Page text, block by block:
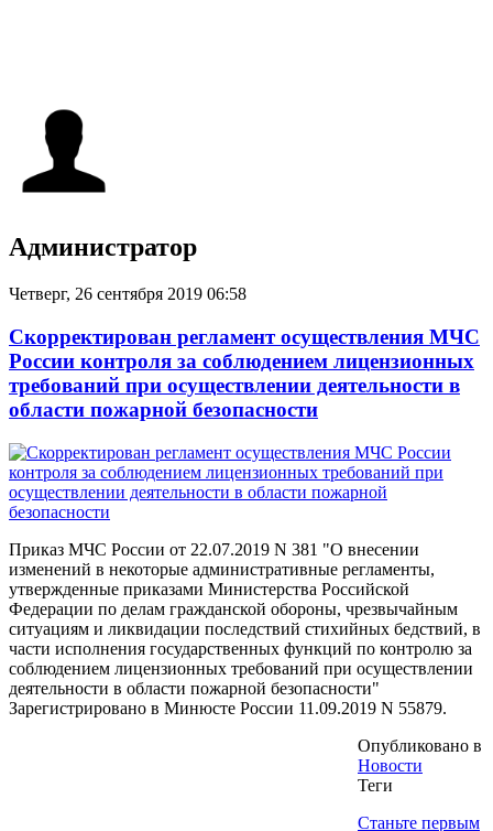
Администратор
Четверг, 26 сентября 2019 06:58
Скорректирован регламент осуществления МЧС
России контроля за соблюдением лицензионных
требований при осуществлении деятельности в
области пожарной безопасности
Приказ МЧС России от 22.07.2019 N 381 "О внесении
изменений в некоторые административные регламенты,
утвержденные приказами Министерства Российской
Федерации по делам гражданской обороны, чрезвычайным
ситуациям и ликвидации последствий стихийных бедствий, в
части исполнения государственных функций по контролю за
соблюдением лицензионных требований при осуществлении
деятельности в области пожарной безопасности"
Зарегистрировано в Минюсте России 11.09.2019 N 55879.
Опубликовано в
Новости
Теги
Станьте первым